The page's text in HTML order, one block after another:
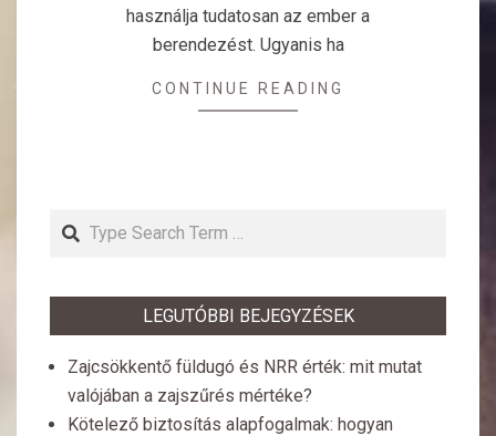
használja tudatosan az ember a
berendezést. Ugyanis ha
CONTINUE READING
Search
LEGUTÓBBI BEJEGYZÉSEK
Zajcsökkentő füldugó és NRR érték: mit mutat
valójában a zajszűrés mértéke?
Kötelező biztosítás alapfogalmak: hogyan